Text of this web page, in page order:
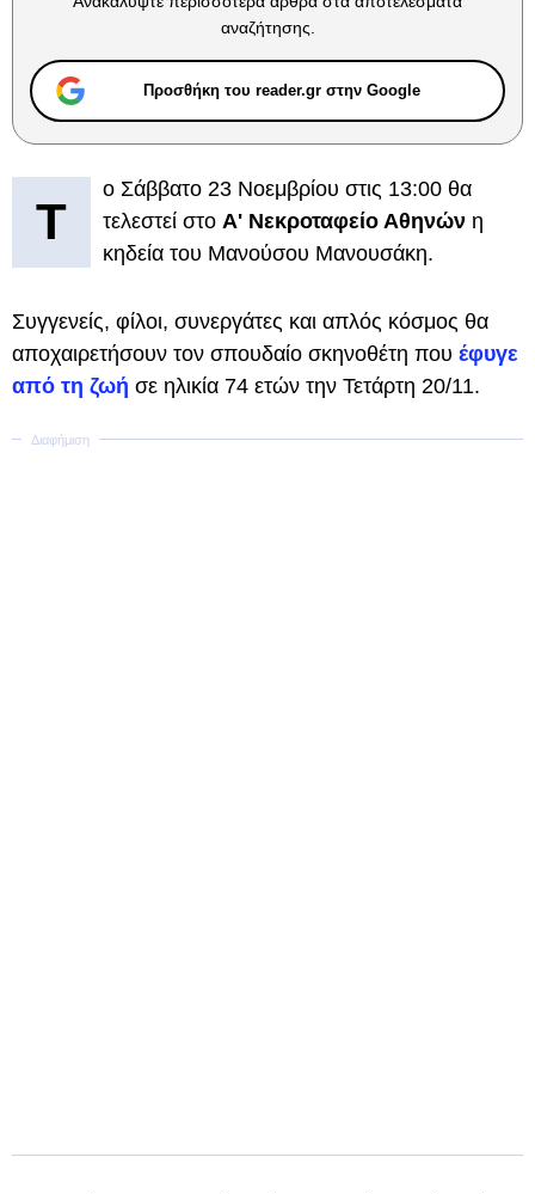
αναζήτησης.
Προσθήκη του reader.gr στην Google
Τ
ο Σάββατο 23 Νοεμβρίου στις 13:00 θα
τελεστεί στο Α' Νεκροταφείο Αθηνών η
κηδεία του Μανούσου Μανουσάκη.
Συγγενείς, φίλοι, συνεργάτες και απλός κόσμος θα
αποχαιρετήσουν τον σπουδαίο σκηνοθέτη που έφυγε
από τη ζωή σε ηλικία 74 ετών την Τετάρτη 20/11.